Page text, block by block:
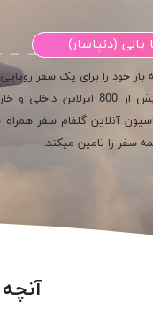
بالی (دنپاسار)
خود را برای یک سفر
سیستم رزرواسیون آنلاین و
آنلاین گلفام سفر همراه
سفر را تامین میکند.